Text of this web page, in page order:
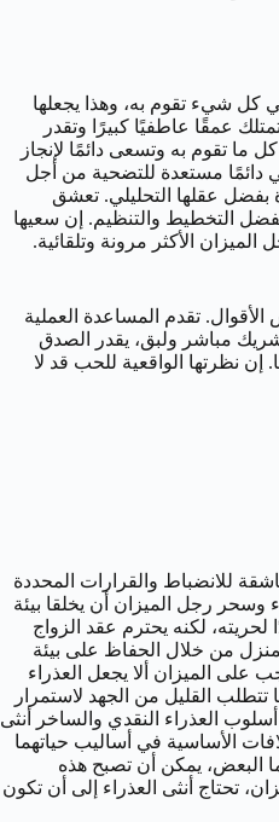
في كل شيء تقوم به، وهذا يجعلها
عمقًا عاطفيًا كبيرًا وتقدر
ما تقوم به وتسعى دائمًا لإنجاز
دائمًا مستعدة للتضحية من أجل
عقلها التحليلي. تعشق
التخطيط والتنظيم. إن سعيها
الأكثر مرونة وتلقائية.
الأقوال. تقدم المساعدة العملية
شريك مباشر ولبق، يقدر الصدق
نظرتها الواقعية للحب قد لا
للانضباط والقرارات المحددة
وسحر رجل الميزان أن يخلقا بيئة
لكنه يحترم عقد الزواج
من خلال الحفاظ على بيئة
على الميزان ألا يجعل العذراء
القليل من الجهد لاستمرار
العذراء النقدي والساخر أنثى
الأساسية في أساليب حياتهما
البعض، يمكن أن تصبح هذه
تحتاج أنثى العذراء إلى أن تكون